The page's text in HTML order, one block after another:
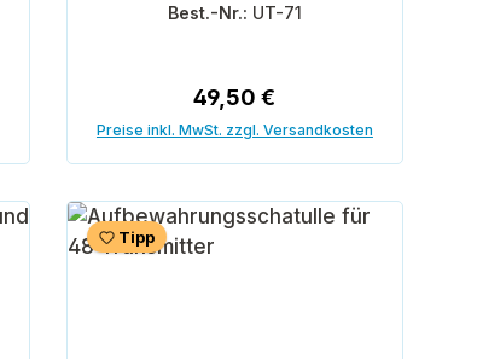
Best.-Nr.: UT-71
Regulärer Preis:
49,50 €
Preise inkl. MwSt. zzgl. Versandkosten
Tipp